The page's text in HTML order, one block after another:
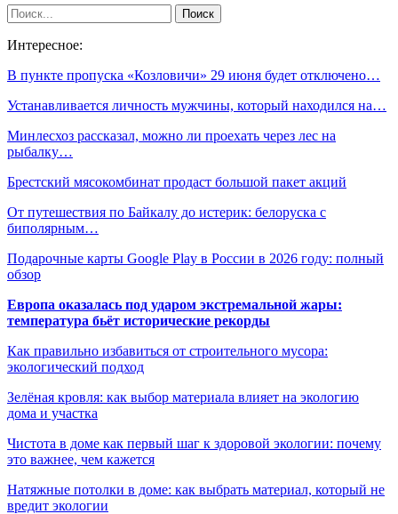
Интересное:
В пункте пропуска «Козловичи» 29 июня будет отключено…
Устанавливается личность мужчины, который находился на…
Минлесхоз рассказал, можно ли проехать через лес на
рыбалку…
Брестский мясокомбинат продаст большой пакет акций
От путешествия по Байкалу до истерик: белоруска с
биполярным…
Подарочные карты Google Play в России в 2026 году: полный
обзор
Европа оказалась под ударом экстремальной жары:
температура бьёт исторические рекорды
Как правильно избавиться от строительного мусора:
экологический подход
Зелёная кровля: как выбор материала влияет на экологию
дома и участка
Чистота в доме как первый шаг к здоровой экологии: почему
это важнее, чем кажется
Натяжные потолки в доме: как выбрать материал, который не
вредит экологии